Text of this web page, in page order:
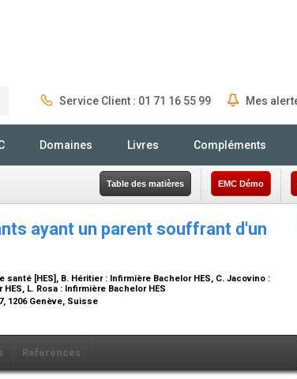
Service Client : 01 71 16 55 99 Mes
Domaines Livres Compléments
Table des matières EMC Démo
ayant un parent souffrant d'un
santé [HES] , B. Héritier : Infirmière Bachelor HES, C. Jacovino :
HES, L. Rosa : Infirmière Bachelor HES
1206 Genève, Suisse
Références